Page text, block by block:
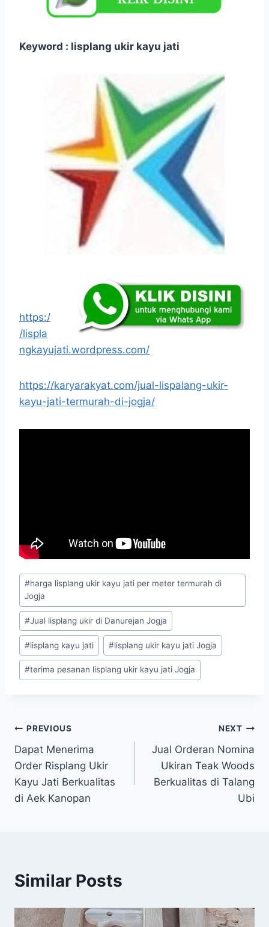
Keyword : lisplang ukir kayu jati
https:/
/lispla
ngkayujati.wordpress.com/
https://karyarakyat.com/jual-lispalang-ukir-
kayu-jati-termurah-di-jogja/
#harga lisplang ukir kayu jati per meter termurah di
Jogja
#Jual lisplang ukir di Danurejan Jogja
#lisplang kayu jati #lisplang ukir kayu jati Jogja
#terima pesanan lisplang ukir kayu jati Jogja
PREVIOUS
Dapat Menerima
Order Risplang Ukir
Kayu Jati Berkualitas
di Aek Kanopan
NEXT
Jual Orderan Nomina
Ukiran Teak Woods
Berkualitas di Talang
Ubi
Similar Posts